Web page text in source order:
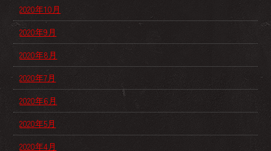
2020年10月
2020年9月
2020年8月
2020年7月
2020年6月
2020年5月
2020年4月